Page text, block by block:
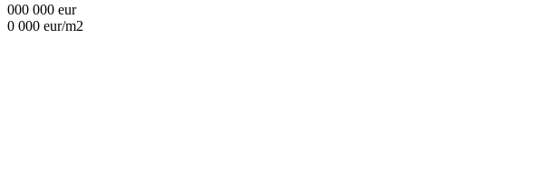
000 000 eur
0 000 eur/m2